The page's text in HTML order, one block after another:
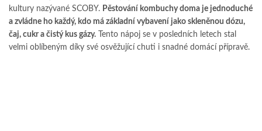
kultury nazývané SCOBY. Pěstování kombuchy doma je jednoduché
a zvládne ho každý, kdo má základní vybavení jako skleněnou dózu,
čaj, cukr a čistý kus gázy. Tento nápoj se v posledních letech stal
velmi oblíbeným díky své osvěžující chuti i snadné domácí přípravě.